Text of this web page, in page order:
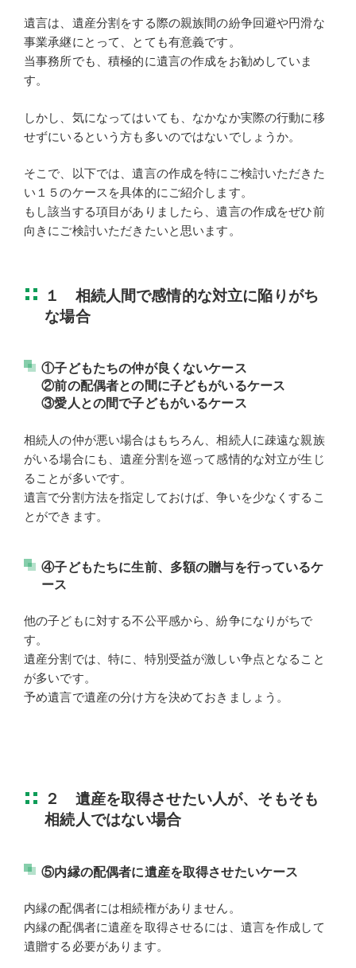
遺言は、遺産分割をする際の親族間の紛争回避や円滑な
事業承継にとって、とても有意義です。
当事務所でも、積極的に遺言の作成をお勧めしていま
す。
しかし、気になってはいても、なかなか実際の行動に移
せずにいるという方も多いのではないでしょうか。
そこで、以下では、遺言の作成を特にご検討いただきた
い１５のケースを具体的にご紹介します。
もし該当する項目がありましたら、遺言の作成をぜひ前
向きにご検討いただきたいと思います。
１ 相続人間で感情的な対立に陥りがち
な場合
①子どもたちの仲が良くないケース
②前の配偶者との間に子どもがいるケース
③愛人との間で子どもがいるケース
相続人の仲が悪い場合はもちろん、相続人に疎遠な親族
がいる場合にも、遺産分割を巡って感情的な対立が生じ
ることが多いです。
遺言で分割方法を指定しておけば、争いを少なくするこ
とができます。
④子どもたちに生前、多額の贈与を行っているケ
ース
他の子どもに対する不公平感から、紛争になりがちで
す。
遺産分割では、特に、特別受益が激しい争点となること
が多いです。
予め遺言で遺産の分け方を決めておきましょう。
２ 遺産を取得させたい人が、そもそも
相続人ではない場合
⑤内縁の配偶者に遺産を取得させたいケース
内縁の配偶者には相続権がありません。
内縁の配偶者に遺産を取得させるには、遺言を作成して
遺贈する必要があります。